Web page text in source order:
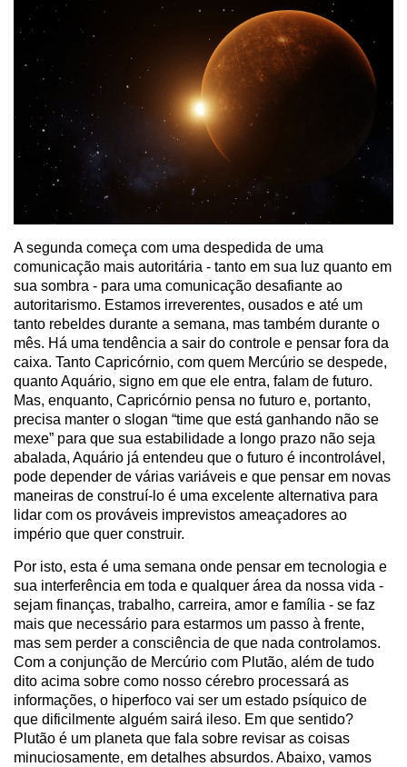
A segunda começa com uma despedida de uma
comunicação mais autoritária - tanto em sua luz quanto em
sua sombra - para uma comunicação desafiante ao
autoritarismo. Estamos irreverentes, ousados e até um
tanto rebeldes durante a semana, mas também durante o
mês. Há uma tendência a sair do controle e pensar fora da
caixa. Tanto Capricórnio, com quem Mercúrio se despede,
quanto Aquário, signo em que ele entra, falam de futuro.
Mas, enquanto, Capricórnio pensa no futuro e, portanto,
precisa manter o slogan “time que está ganhando não se
mexe” para que sua estabilidade a longo prazo não seja
abalada, Aquário já entendeu que o futuro é incontrolável,
pode depender de várias variáveis e que pensar em novas
maneiras de construí-lo é uma excelente alternativa para
lidar com os prováveis imprevistos ameaçadores ao
império que quer construir.
Por isto, esta é uma semana onde pensar em tecnologia e
sua interferência em toda e qualquer área da nossa vida -
sejam finanças, trabalho, carreira, amor e família - se faz
mais que necessário para estarmos um passo à frente,
mas sem perder a consciência de que nada controlamos.
Com a conjunção de Mercúrio com Plutão, além de tudo
dito acima sobre como nosso cérebro processará as
informações, o hiperfoco vai ser um estado psíquico de
que dificilmente alguém sairá ileso. Em que sentido?
Plutão é um planeta que fala sobre revisar as coisas
minuciosamente, em detalhes absurdos. Abaixo, vamos